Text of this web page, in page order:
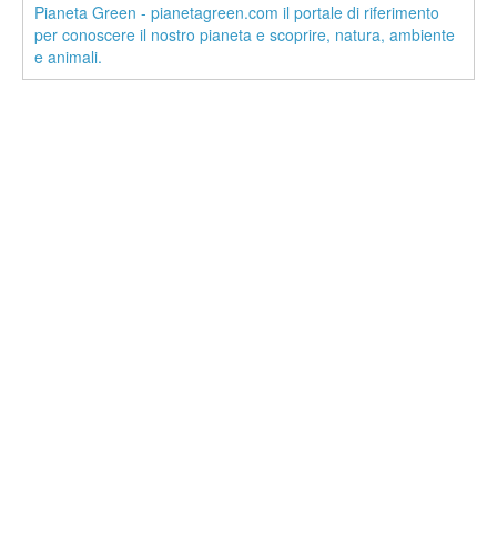
Pianeta Green - pianetagreen.com il portale di riferimento
per conoscere il nostro pianeta e scoprire, natura, ambiente
e animali.